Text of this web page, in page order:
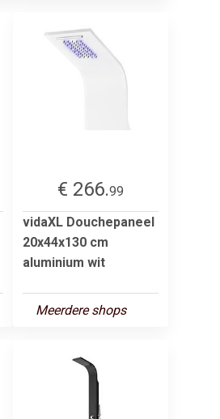
€ 266.99
vidaXL Douchepaneel
20x44x130 cm
aluminium wit
Meerdere shops